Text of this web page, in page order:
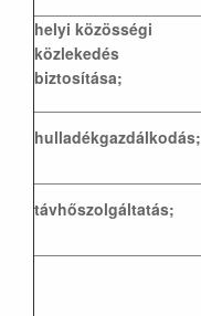
helyi közösségi
közlekedés
biztosítása;
hulladékgazdálkodás;
távhőszolgáltatás;